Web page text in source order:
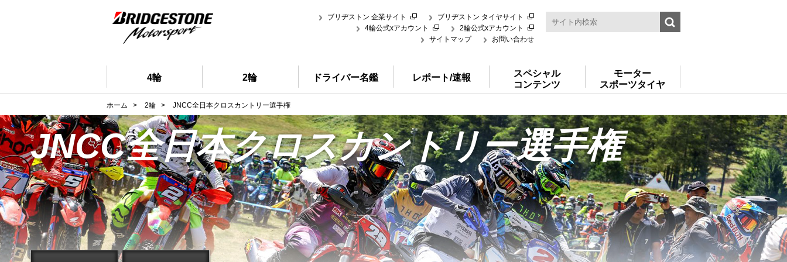
ブリヂストン 企業サイト
ブリヂストン タイヤサイト
4輪公式xアカウント
2輪公式xアカウント
サイトマップ
お問い合わせ
4輪 2輪 ドライバー名鑑 レポート/速報
スペシャル
コンテンツ
モーター
スポーツタイヤ
ホーム > 2輪 > JNCC全日本クロスカントリー選手権
JNCC全日本クロスカントリー選手権